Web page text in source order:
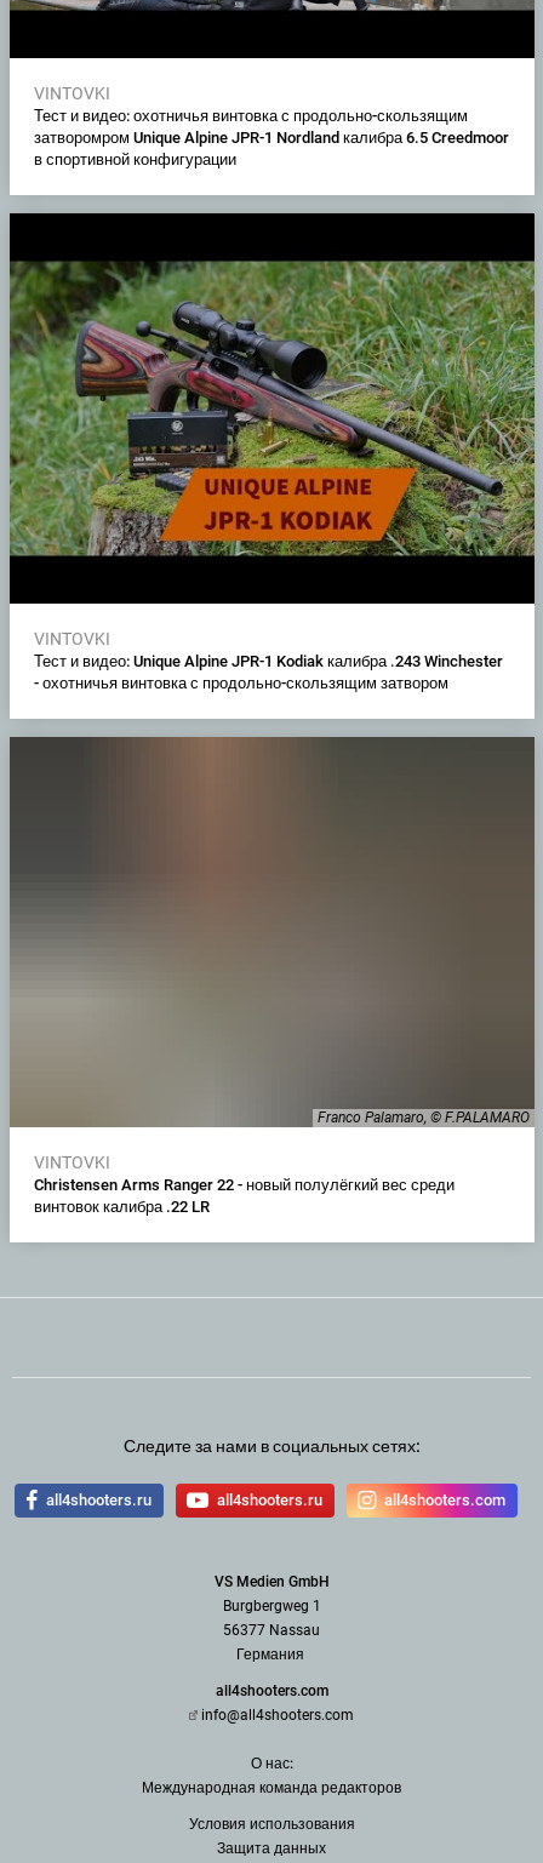
VINTOVKI
Тест и видео: охотничья винтовка с продольно-скользящим
затворомром Unique Alpine JPR-1 Nordland калибра 6.5 Creedmoor
в спортивной конфигурации
VINTOVKI
Тест и видео: Unique Alpine JPR-1 Kodiak калибра .243 Winchester
- охотничья винтовка с продольно-скользящим затвором
Franco Palamaro, © F.PALAMARO
VINTOVKI
Christensen Arms Ranger 22 - новый полулёгкий вес среди
винтовок калибра .22 LR
Следите за нами в социальных сетях:
all4shooters.ru all4shooters.ru all4shooters.com
VS Medien GmbH
Burgbergweg 1
56377 Nassau
Германия
all4shooters.com
info@all4shooters.com
О нас:
Международная команда редакторов
Условия использования
Защита данных